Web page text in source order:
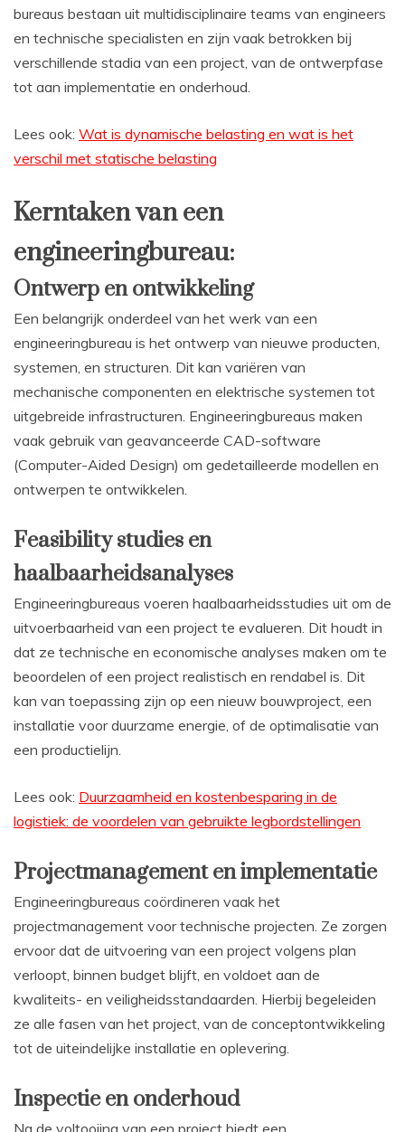
bureaus bestaan uit multidisciplinaire teams van engineers
en technische specialisten en zijn vaak betrokken bij
verschillende stadia van een project, van de ontwerpfase
tot aan implementatie en onderhoud.
Lees ook: Wat is dynamische belasting en wat is het
verschil met statische belasting
Kerntaken van een
engineeringbureau:
Ontwerp en ontwikkeling
Een belangrijk onderdeel van het werk van een
engineeringbureau is het ontwerp van nieuwe producten,
systemen, en structuren. Dit kan variëren van
mechanische componenten en elektrische systemen tot
uitgebreide infrastructuren. Engineeringbureaus maken
vaak gebruik van geavanceerde CAD-software
(Computer-Aided Design) om gedetailleerde modellen en
ontwerpen te ontwikkelen.
Feasibility studies en
haalbaarheidsanalyses
Engineeringbureaus voeren haalbaarheidsstudies uit om de
uitvoerbaarheid van een project te evalueren. Dit houdt in
dat ze technische en economische analyses maken om te
beoordelen of een project realistisch en rendabel is. Dit
kan van toepassing zijn op een nieuw bouwproject, een
installatie voor duurzame energie, of de optimalisatie van
een productielijn.
Lees ook: Duurzaamheid en kostenbesparing in de
logistiek: de voordelen van gebruikte legbordstellingen
Projectmanagement en implementatie
Engineeringbureaus coördineren vaak het
projectmanagement voor technische projecten. Ze zorgen
ervoor dat de uitvoering van een project volgens plan
verloopt, binnen budget blijft, en voldoet aan de
kwaliteits- en veiligheidsstandaarden. Hierbij begeleiden
ze alle fasen van het project, van de conceptontwikkeling
tot de uiteindelijke installatie en oplevering.
Inspectie en onderhoud